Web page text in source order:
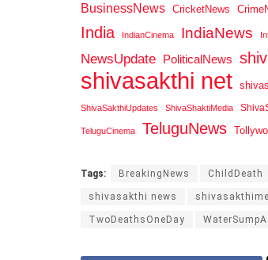
BusinessNews CricketNews
India IndianCinema IndiaNews
NewsUpdate PoliticalNews
shivasakthi net
ShivaSakthiUpdates ShivaShaktiMedia
TeluguCinema TeluguNews
Tags: BreakingNews ChildDeath
shivasakthi news
TwoDeathsOneDay